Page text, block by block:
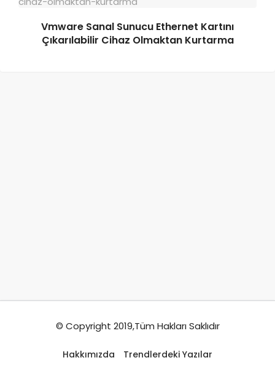
Vmware Sanal Sunucu Ethernet Kartını
Çıkarılabilir Cihaz Olmaktan Kurtarma
© Copyright 2019,Tüm Hakları Saklıdır
Hakkımızda Trendlerdeki Yazılar